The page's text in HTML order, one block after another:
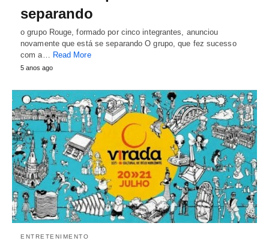
separando
o grupo Rouge, formado por cinco integrantes, anunciou
novamente que está se separando O grupo, que fez sucesso
com a… Read More
5 anos ago
ENTRETENIMENTO